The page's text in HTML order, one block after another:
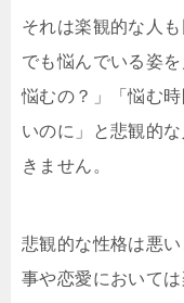
それは楽観的な人
でも悩んでいる姿
悩むの？」「悩む
いのに」と悲観的
きません。
悲観的な性格は悪
事や恋愛において